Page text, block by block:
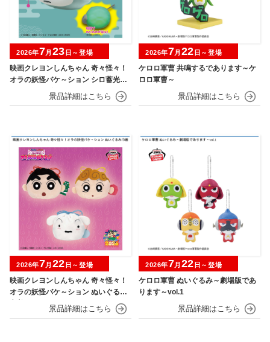
映画クレヨンしんちゃん 奇々怪々！
オラの妖怪バケ～ション シロ蓄光シ
リコンフィギュア
2026年7月 23 日～登場
ケロロ軍曹 共鳴するであります～ケ
ロロ軍曹～
2026年7月 22 日～登場
映画クレヨンしんちゃん 奇々怪々！
オラの妖怪バケ～ション ぬいぐるみ
2026年7月 22 日～登場
ケロロ軍曹 ぬいぐるみ～劇場版であ
ります～vol.1
2026年7月 22 日～登場